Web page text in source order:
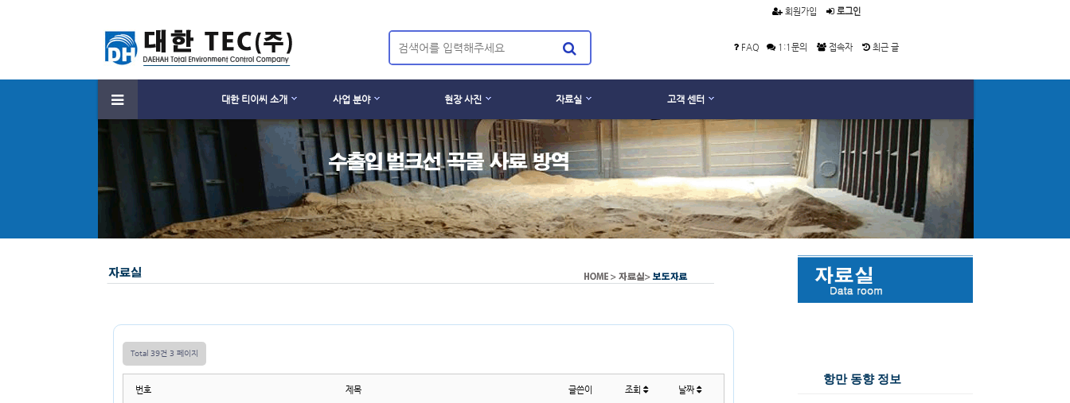
회원가입 로그인
FAQ 1:1문의 접속자 최근 글
대한 티이씨 소개 사업 분야 현장 사진 자료실 고객 센터
Total 39건 3 페이지
번호 제목 글쓴이 조회 날짜
항만 동향 정보